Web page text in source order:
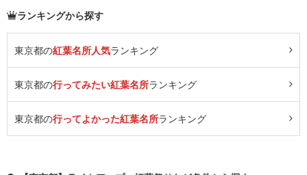
ランキングから探す
東京都の紅葉名所人気ランキング
東京都の行ってみたい紅葉名所ランキング
東京都の行ってよかった紅葉名所ランキング